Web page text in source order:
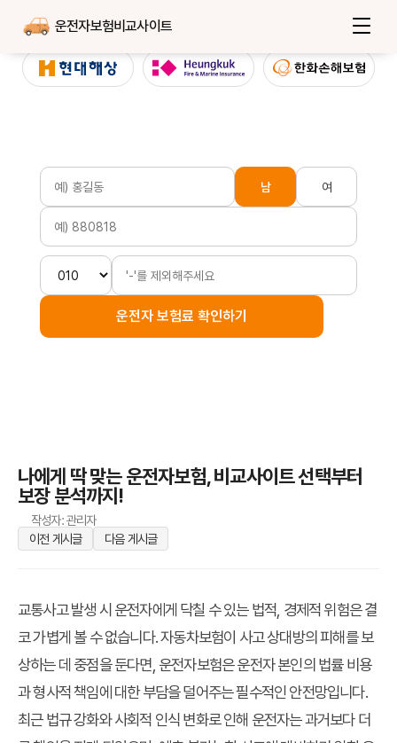
운전자보험비교사이트
남 여
운전자 보험료 확인하기
나에게 딱 맞는 운전자보험, 비교사이트 선택부터
보장 분석까지!
작성자: 관리자
이전 게시글
다음 게시글
교통사고 발생 시 운전자에게 닥칠 수 있는 법적, 경제적 위험은 결
코 가볍게 볼 수 없습니다. 자동차보험이 사고 상대방의 피해를 보
상하는 데 중점을 둔다면, 운전자보험은 운전자 본인의 법률 비용
과 형사적 책임에 대한 부담을 덜어주는 필수적인 안전망입니다.
최근 법규 강화와 사회적 인식 변화로 인해 운전자는 과거보다 더